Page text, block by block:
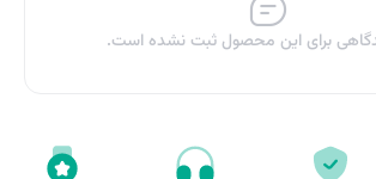
برای این محصول ثبت نشده است.